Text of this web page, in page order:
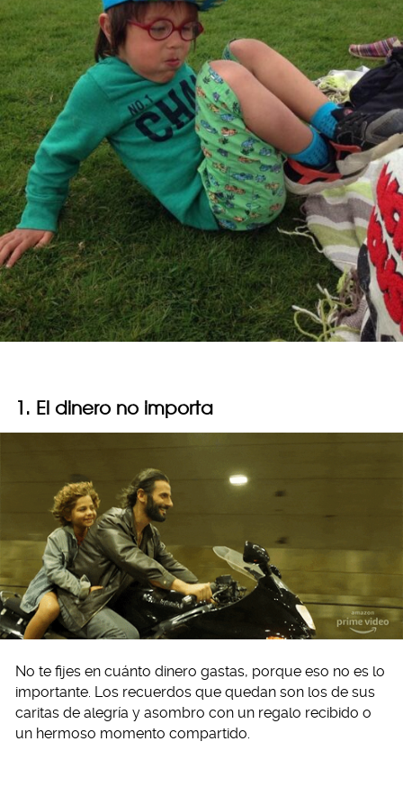
1. El dinero no importa
No te fijes en cuánto dinero gastas, porque eso no es lo
importante. Los recuerdos que quedan son los de sus
caritas de alegría y asombro con un regalo recibido o
un hermoso momento compartido.